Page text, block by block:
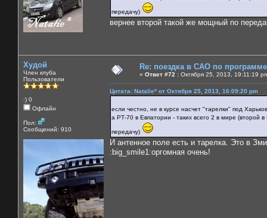
передачу)
вернее второй такой же мощный по
Худой
Член клуба
Пользователи
:) 0
Офлайн
Пол:
Сообщений: 910
Re: поездка в САО по
« Ответ #72 : Октября 25, 2013, 19:11:19
Цитата: Natalie* от Октября 25, 2013, 16:09:20 pm
если честно, не в курсе насчет "тарелки" под
а РТ-70 в Евпатории - таких всего 2 в мире
передачу)
И антенное поле есть и тарелка. Это в
:big_smile1:оргомная очень!